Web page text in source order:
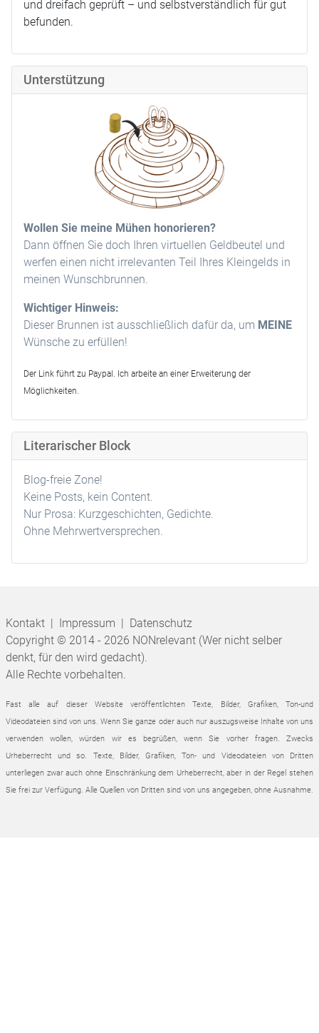
und dreifach geprüft – und selbstverständlich für gut
befunden.
Unterstützung
Wollen Sie meine Mühen honorieren?
Dann öffnen Sie doch Ihren virtuellen Geldbeutel und
werfen einen nicht irrelevanten Teil Ihres Kleingelds in
meinen Wunschbrunnen.
Wichtiger Hinweis:
Dieser Brunnen ist ausschließlich dafür da, um MEINE
Wünsche zu erfüllen!
Der Link führt zu Paypal. Ich arbeite an einer Erweiterung der
Möglichkeiten.
Literarischer Block
Blog-freie Zone!
Keine Posts, kein Content.
Nur Prosa: Kurzgeschichten, Gedichte.
Ohne Mehrwertversprechen.
Kontakt | Impressum | Datenschutz
Copyright © 2014 - 2026 NONrelevant (Wer nicht selber
denkt, für den wird gedacht).
Alle Rechte vorbehalten.
Fast alle auf dieser Website veröffentlichten Texte, Bilder, Grafiken, Ton-und
Videodateien sind von uns. Wenn Sie ganze oder auch nur auszugsweise Inhalte von uns
verwenden wollen, würden wir es begrüßen, wenn Sie vorher fragen. Zwecks
Urheberrecht und so. Texte, Bilder, Grafiken, Ton- und Videodateien von Dritten
unterliegen zwar auch ohne Einschränkung dem Urheberrecht, aber in der Regel stehen
Sie frei zur Verfügung. Alle Quellen von Dritten sind von uns angegeben, ohne Ausnahme.